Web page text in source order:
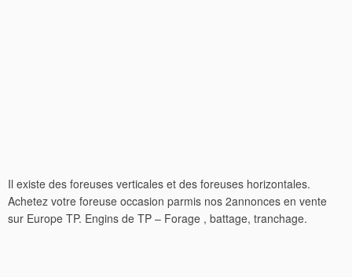
Il existe des foreuses verticales et des foreuses horizontales.
Achetez votre foreuse occasion parmis nos 2annonces en vente
sur Europe TP. Engins de TP – Forage , battage, tranchage.